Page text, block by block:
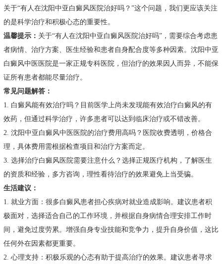
关于“有人在沈阳中亚白癜风医院治好吗？”这个问题，我们更应该关注
的是科学治疗和积极心态的重要性。
温馨提示： 关于“有人在沈阳中亚白癜风医院治好吗”，需要综合考虑患
者病情、治疗方案、医生经验和患者自身配合度等多种因素。沈阳中亚
白癜风中医医院是一家正规专科医院，但治疗的效果因人而异，不能保
证所有患者都能尽量治疗。
常见问题解答：
1. 白癜风能有效治疗吗？目前医学上尚未发现能有效治疗白癜风的有
效药，但通过科学治疗，许多患者可以达到临床治疗或不错改善。
2. 沈阳中亚白癜风中医医院的治疗费用高吗？医院收费透明，价格合
理，具体费用需根据检查项目和治疗方案而定。
3. 选择治疗白癜风医院需要注意什么？选择正规医疗机构，了解医生
的资质和经验，多方咨询，理性看待治疗的效果避免上当受骗。
生活建议：
1. 就业方面：很多白癜风患者担心疾病对就业造成影响。建议患者积
极面对，选择适合自己的工作环境，并根据自身病情合理安排工作时
间，避免过度劳累。增强自身专业技能和竞争力，提升自身价值，这比
任何外在因素都更重要。
2. 心理支持：积极乐观的心态有助于提高治疗的效果。建议患者寻求